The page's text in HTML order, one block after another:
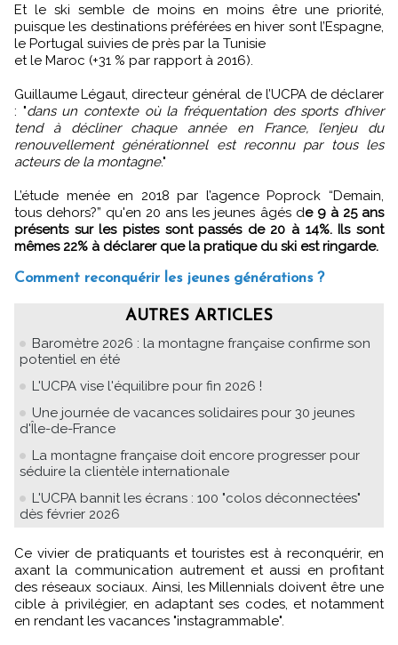
Et le ski semble de moins en moins être une priorité,
puisque les destinations préférées en hiver sont l’Espagne,
le Portugal suivies de près par la Tunisie
et le Maroc (+31 % par rapport à 2016).
Guillaume Légaut, directeur général de l’UCPA de déclarer
: "dans un contexte où la fréquentation des sports d’hiver
tend à décliner chaque année en France, l’enjeu du
renouvellement générationnel est reconnu par tous les
acteurs de la montagne."
L’étude menée en 2018 par l’agence Poprock “Demain,
tous dehors?” qu'en 20 ans les jeunes âgés de 9 à 25 ans
présents sur les pistes sont passés de 20 à 14%. Ils sont
mêmes 22% à déclarer que la pratique du ski est ringarde.
Comment reconquérir les jeunes générations ?
AUTRES ARTICLES
Baromètre 2026 : la montagne française confirme son
potentiel en été
L'UCPA vise l'équilibre pour fin 2026 !
Une journée de vacances solidaires pour 30 jeunes
d'Île-de-France
La montagne française doit encore progresser pour
séduire la clientèle internationale
L'UCPA bannit les écrans : 100 "colos déconnectées"
dès février 2026
Ce vivier de pratiquants et touristes est à reconquérir, en
axant la communication autrement et aussi en profitant
des réseaux sociaux. Ainsi, les Millennials doivent être une
cible à privilégier, en adaptant ses codes, et notamment
en rendant les vacances "instagrammable".